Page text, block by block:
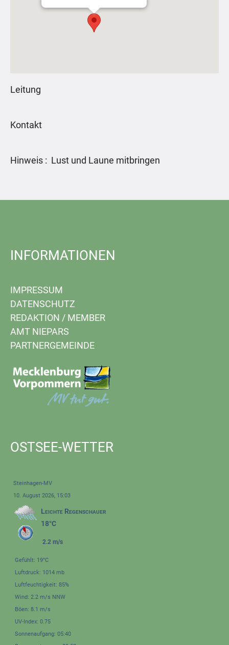
Leitung
Kontakt
Hinweis : Lust und Laune mitbringen
INFORMATIONEN
IMPRESSUM
DATENSCHUTZ
REDAKTION / MEMBER
AMT NIEPARS
PARTNERGEMEINDE
OSTSEE-WETTER
Steinhagen-MV
10. August 2026, 15:03
Leichte Regenschauer
18°C
2.2 m/s
Gefühlt: 19°C
Luftdruck: 1014 mb
Luftfeuchtigkeit: 85%
Wind: 2.2 m/s NNW
Böen: 8.1 m/s
UV-Index: 0.75
Sonnenaufgang: 05:40